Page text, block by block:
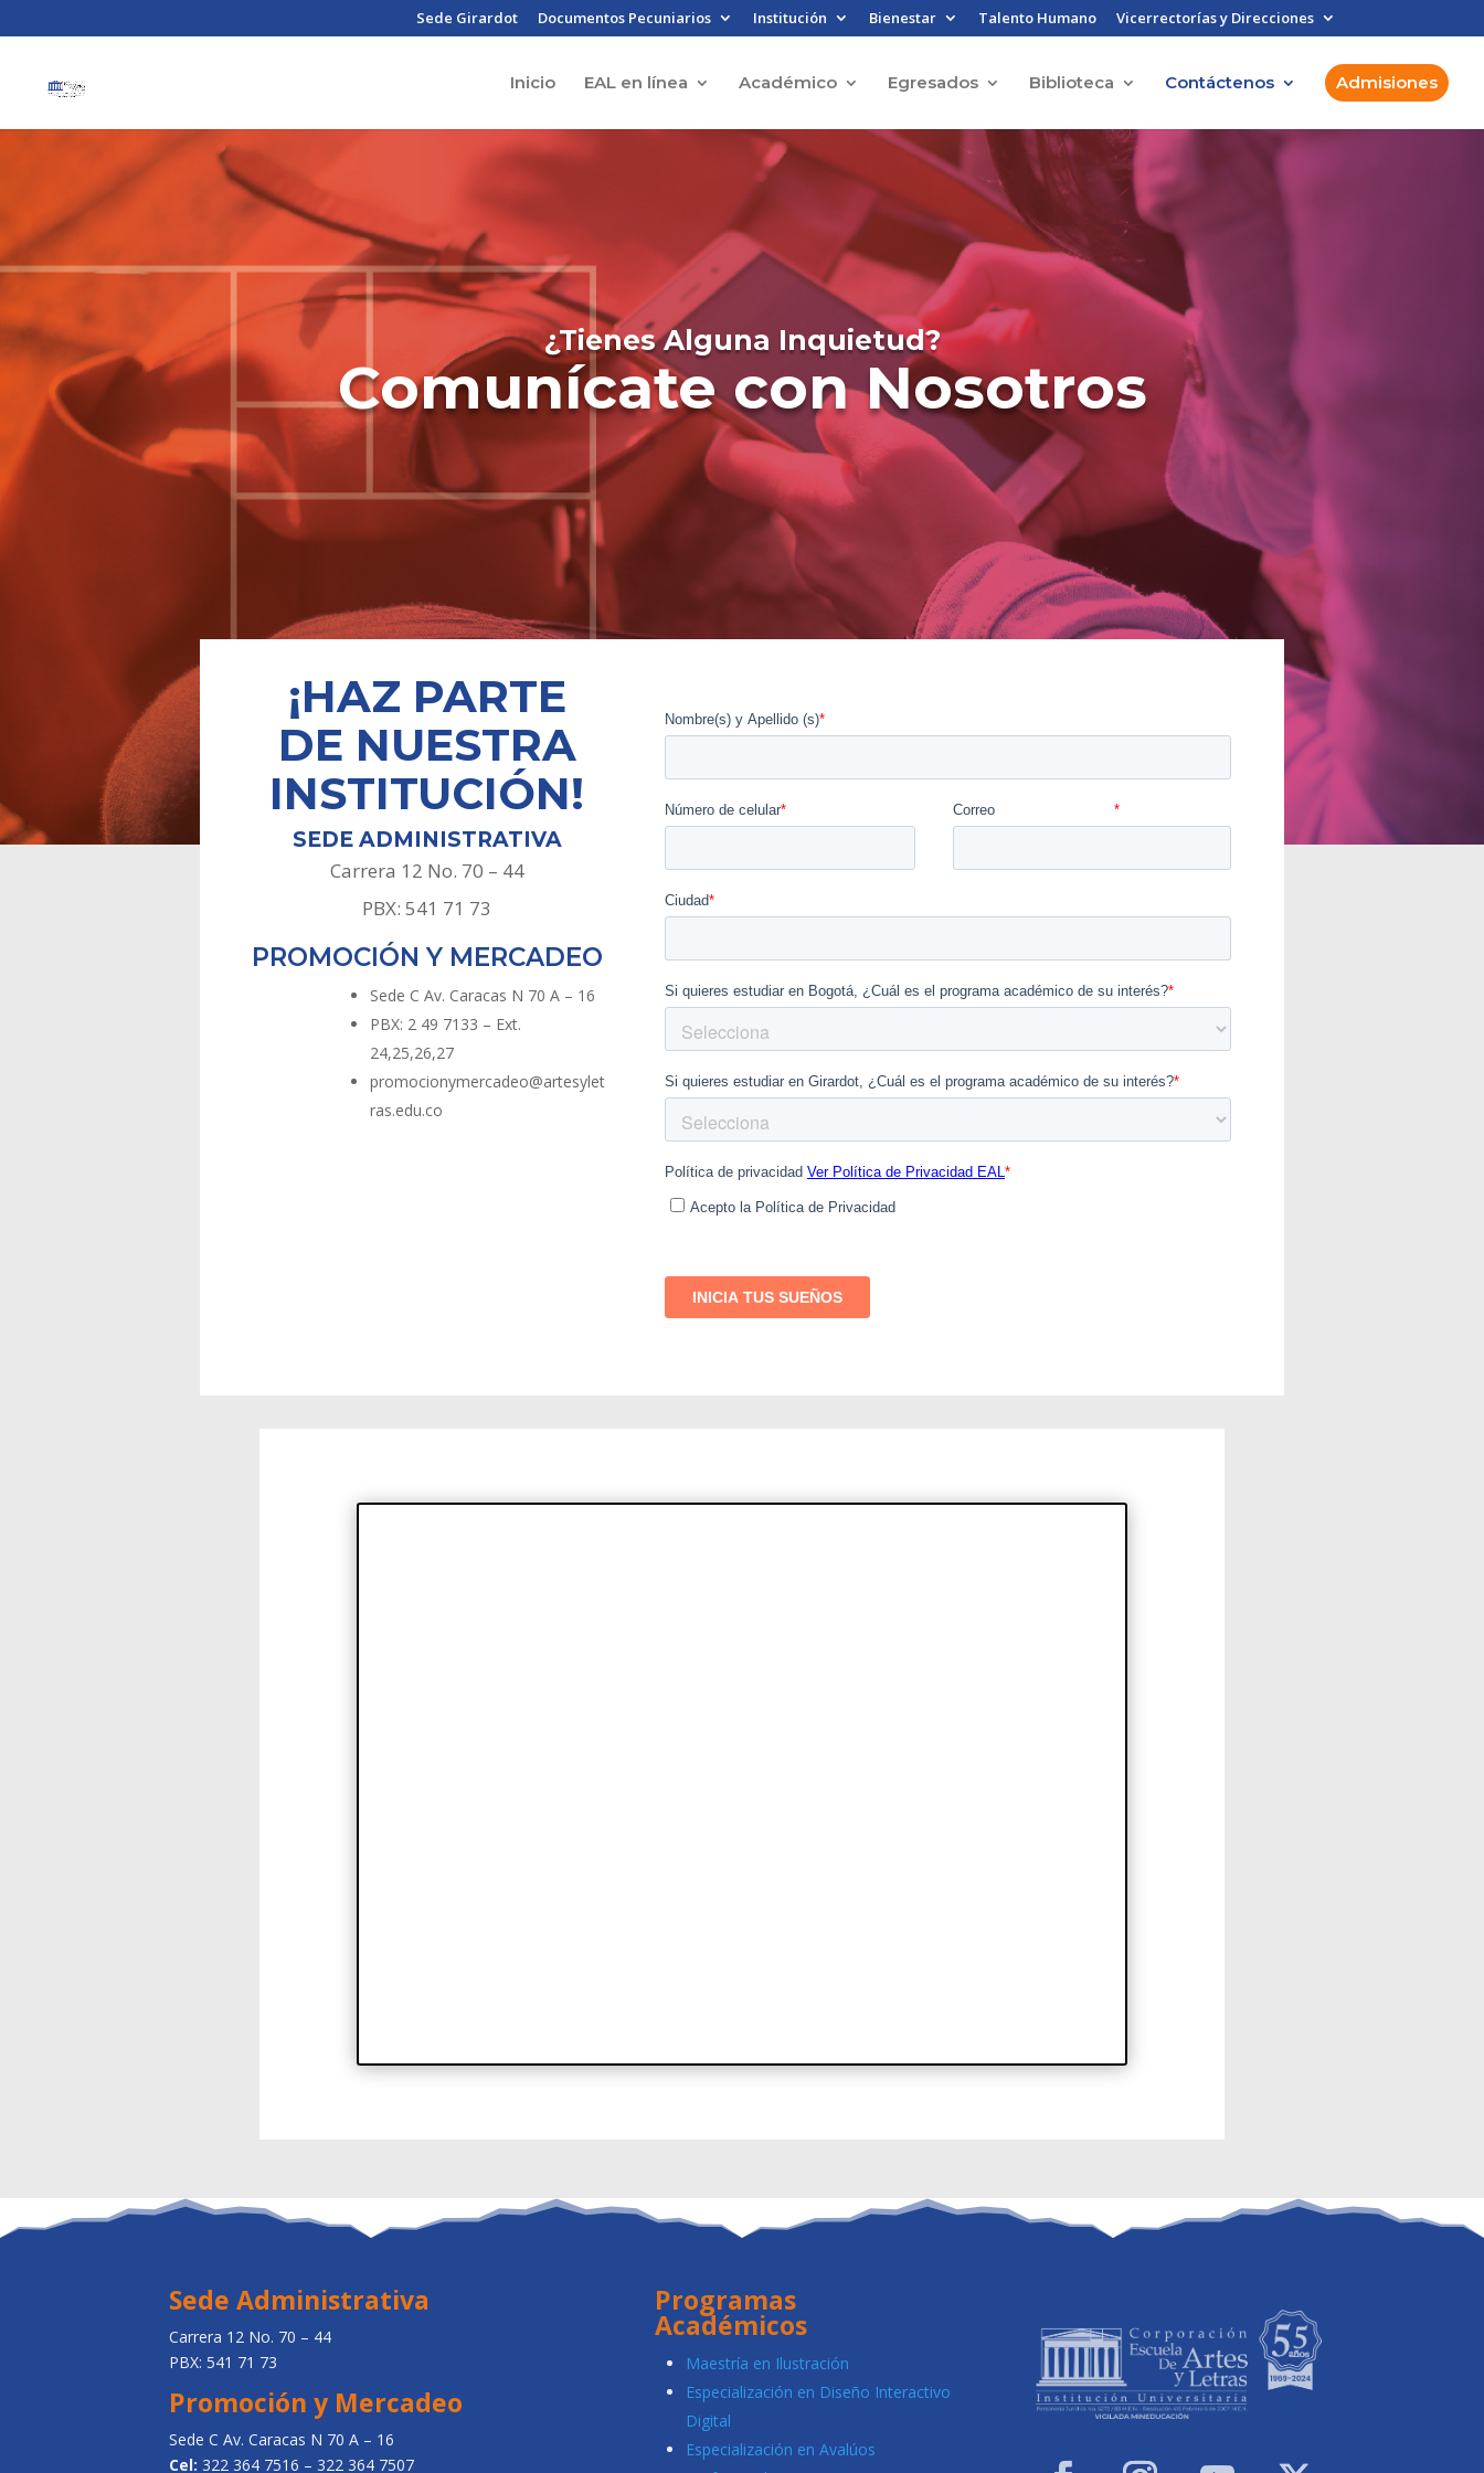
Sede Girardot Documentos Pecuniarios Institución Bienestar Talento Humano Vicerrectorías y Direcciones
Inicio EAL en línea Académico Egresados Biblioteca Contáctenos Admisiones
¿Tienes Alguna Inquietud?
Comunícate con Nosotros
¡HAZ PARTE
DE NUESTRA
INSTITUCIÓN!
SEDE ADMINISTRATIVA
Carrera 12 No. 70 – 44
PBX: 541 71 73
PROMOCIÓN Y MERCADEO
Sede C Av. Caracas N 70 A – 16
PBX: 2 49 7133 – Ext.
24,25,26,27
promocionymercadeo@artesylet
ras.edu.co
Sede Administrativa
Carrera 12 No. 70 – 44
PBX: 541 71 73
Promoción y Mercadeo
Sede C Av. Caracas N 70 A – 16
Cel: 322 364 7516 – 322 364 7507
Programas
Académicos
Maestría en Ilustración
Especialización en Diseño Interactivo
Digital
Especialización en Avalúos